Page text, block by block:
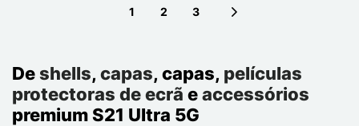
1 2 3
Deshells, capas, capas, películas
protectoras de ecrã eaccessórios
premium S21 Ultra 5G